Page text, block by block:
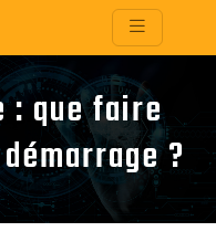
: que faire
?